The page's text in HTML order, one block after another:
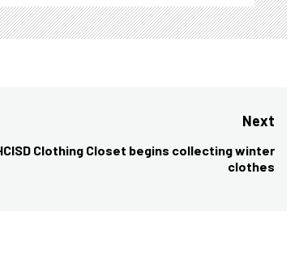
Next
Next
post:
Clothing Closet begins collecting winter
clothes